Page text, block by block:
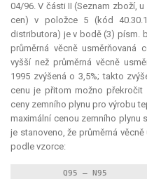
04/96. V části II (Seznam zboží,
cen) v položce 5 (kód
distributora) je v bodě (3) písm.
průměrná věcně usměrňovaná
vyšší než průměrná věcně
1995 zvýšená o 3,5%; takto
cenu je přitom možno překročit
ceny zemního plynu pro výrobu
maximální cenou zemního plynu
je stanoveno, že průměrná
podle vzorce:
Q95 – N95